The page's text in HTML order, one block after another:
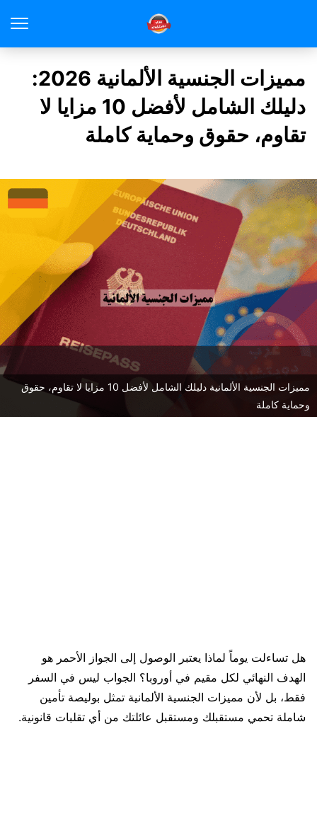
مميزات الجنسية الألمانية 2026:
دليلك الشامل لأفضل 10 مزايا لا
تقاوم، حقوق وحماية كاملة
مميزات الجنسية الألمانية دليلك الشامل لأفضل 10 مزايا لا تقاوم، حقوق
وحماية كاملة
هل تساءلت يوماً لماذا يعتبر الوصول إلى الجواز الأحمر هو
الهدف النهائي لكل مقيم في أوروبا؟ الجواب ليس في السفر
فقط، بل لأن مميزات الجنسية الألمانية تمثل بوليصة تأمين
شاملة تحمي مستقبلك ومستقبل عائلتك من أي تقلبات قانونية.